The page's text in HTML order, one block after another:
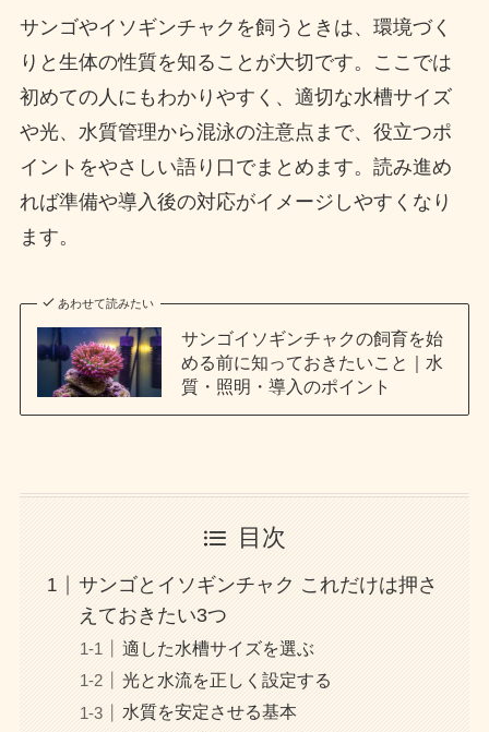
サンゴやイソギンチャクを飼うときは、環境づく
りと生体の性質を知ることが大切です。ここでは
初めての人にもわかりやすく、適切な水槽サイズ
や光、水質管理から混泳の注意点まで、役立つポ
イントをやさしい語り口でまとめます。読み進め
れば準備や導入後の対応がイメージしやすくなり
ます。
あわせて読みたい
サンゴイソギンチャクの飼育を始
める前に知っておきたいこと｜水
質・照明・導入のポイント
目次
サンゴとイソギンチャク これだけは押さ
えておきたい3つ
適した水槽サイズを選ぶ
光と水流を正しく設定する
水質を安定させる基本